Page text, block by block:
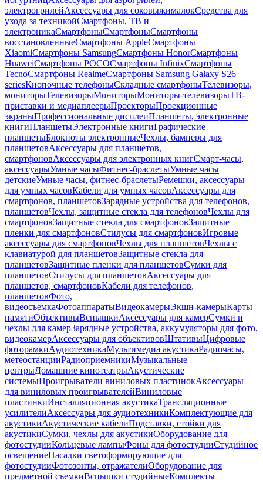
электрогрилейАксессуары для соковыжималокСредства для
ухода за техникойСмартфоны, ТВ и
электроникаСмартфоныСмартфоныСмартфоны
восстановленныеСмартфоны AppleСмартфоны
XiaomiСмартфоны SamsungСмартфоны HonorСмартфоны
HuaweiСмартфоны POCOСмартфоны InfinixСмартфоны
TecnoСмартфоны RealmeСмартфоны Samsung Galaxy S26
seriesКнопочные телефоныСкладные смартфоныТелевизоры,
мониторыТелевизорыМониторыМониторы-телевизорыТВ-
приставки и медиаплеерыПроекторыПроекционные
экраныПрофессиональные дисплеиПланшеты, электронные
книгиПланшетыЭлектронные книгиГрафические
планшетыБлокноты электронныеЧехлы, бамперы для
планшетовАксессуары для планшетов,
смартфоновАксессуары для электронных книгСмарт-часы,
аксессуарыУмные часыФитнес-браслетыУмные часы
детскиеУмные часы, фитнес-браслетыРемешки, аксессуары
для умных часовКабели для умных часовАксессуары для
смартфонов, планшетовЗарядные устройства для телефонов,
планшетовЧехлы, защитные стекла для телефоновЧехлы для
смартфоновЗащитные стекла для смартфоновЗащитные
пленки для смартфоновСтилусы для смартфоновИгровые
аксессуары для смартфоновЧехлы для планшетовЧехлы с
клавиатурой для планшетовЗащитные стекла для
планшетовЗащитные пленки для планшетовСумки для
планшетовСтилусы для планшетовАксессуары для
планшетов, смартфоновКабели для телефонов,
планшетовФото,
видеосъемкаФотоаппаратыВидеокамерыЭкшн-камерыКарты
памятиОбъективыВспышкиАксессуары для камерСумки и
чехлы для камерЗарядные устройства, аккумуляторы для фото,
видеокамерАксессуары для объективовШтативыЦифровые
фоторамкиАудиотехникаМультимедиа акустикаРадиочасы,
метеостанцииРадиоприемникиМузыкальные
центрыДомашние кинотеатрыАкустические
системыПроигрыватели виниловых пластинокАксессуары
для виниловых проигрывателейВиниловые
пластинкиИнсталляционная акустикаТрансляционные
усилителиАксессуары для аудиотехникиКомплектующие для
акустикиАкустические кабелиПодставки, стойки для
акустикиСумки, чехлы для акустикиОборудование для
фотостудииКольцевые лампыФоны для фотостудииСтудийное
освещениеНасадки светоформирующие для
фотостудииФотозонты, отражателиОборудование для
предметной съемкиВспышки студийныеКомплекты